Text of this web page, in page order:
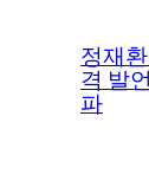
정재
격 발
파